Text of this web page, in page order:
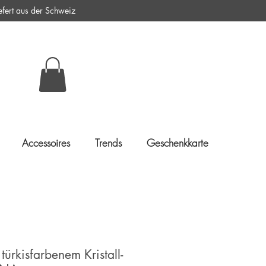
aus der Schweiz
Accessoires Trends Geschenkkarte
Kristall-